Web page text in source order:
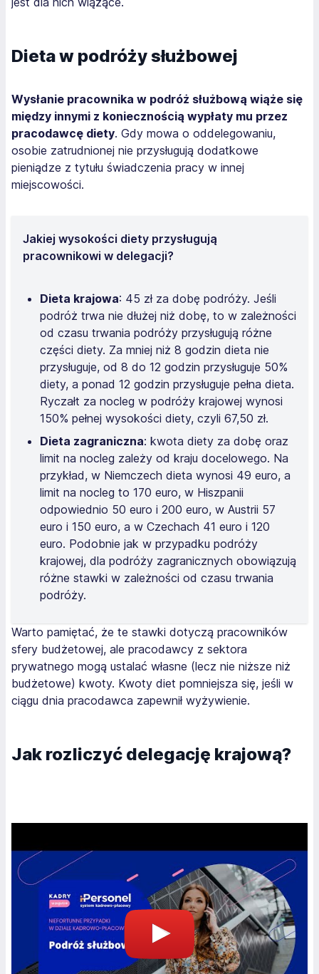
Dieta w podróży służbowej
Wysłanie pracownika w podróż służbową wiąże się
między innymi z koniecznością wypłaty mu przez
pracodawcę diety. Gdy mowa o oddelegowaniu,
osobie zatrudnionej nie przysługują dodatkowe
pieniądze z tytułu świadczenia pracy w innej
miejscowości.
Jakiej wysokości diety przysługują
pracownikowi w delegacji?
Dieta krajowa: 45 zł za dobę podróży. Jeśli
podróż trwa nie dłużej niż dobę, to w zależności
od czasu trwania podróży przysługują różne
części diety. Za mniej niż 8 godzin dieta nie
przysługuje, od 8 do 12 godzin przysługuje 50%
diety, a ponad 12 godzin przysługuje pełna dieta.
Ryczałt za nocleg w podróży krajowej wynosi
150% pełnej wysokości diety, czyli 67,50 zł​​.
Dieta zagraniczna: kwota diety za dobę oraz
limit na nocleg zależy od kraju docelowego. Na
przykład, w Niemczech dieta wynosi 49 euro, a
limit na nocleg to 170 euro, w Hiszpanii
odpowiednio 50 euro i 200 euro, w Austrii 57
euro i 150 euro, a w Czechach 41 euro i 120
euro. Podobnie jak w przypadku podróży
krajowej, dla podróży zagranicznych obowiązują
różne stawki w zależności od czasu trwania
podróży​​.
Warto pamiętać, że te stawki dotyczą pracowników
sfery budżetowej, ale pracodawcy z sektora
prywatnego mogą ustalać własne (lecz nie niższe niż
budżetowe) kwoty. Kwoty diet pomniejsza się, jeśli w
ciągu dnia pracodawca zapewnił wyżywienie.
Jak rozliczyć delegację krajową?